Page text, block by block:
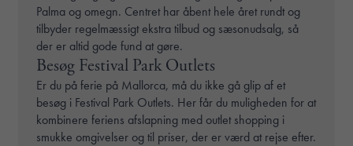
Palma og omegn. Centret har åbent hele året rundt og
tilbyder regelmæssigt ekstra tilbud og sæsonudsalg, så
der er altid gode fund at gøre.
Besøg Festival Park Outlets
Er du på ferie på Mallorca, må du ikke gå glip af et
besøg i Festival Park Outlets. Her får du muligheden for at
kombinere feriens afslapning med outlet shopping i
smukke omgivelser og til priser, der er værd at rejse efter.